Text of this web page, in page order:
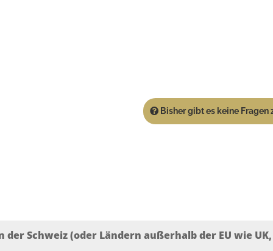
Bisher gibt es keine Fragen
Schweiz (oder Ländern außerhalb der EU wie